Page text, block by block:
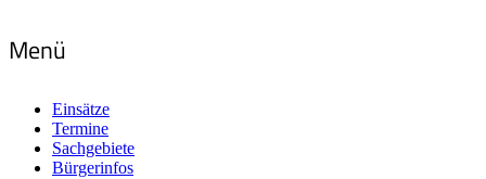
Menü
Einsätze
Termine
Sachgebiete
Bürgerinfos